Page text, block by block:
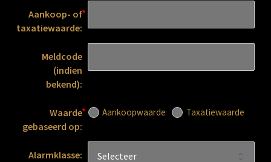
Aankoop- of
taxatiewaarde:
Meldcode
(indien
bekend):
Waarde
gebaseerd op:
Aankoopwaarde Taxatiewaarde
Alarmklasse: